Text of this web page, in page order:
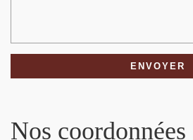
Nos coordonnées